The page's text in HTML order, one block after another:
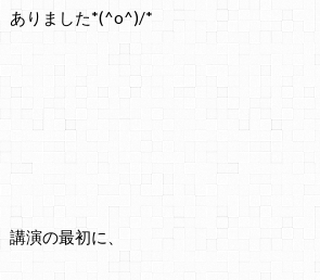
ありました*(^o^)/*
講演の最初に、